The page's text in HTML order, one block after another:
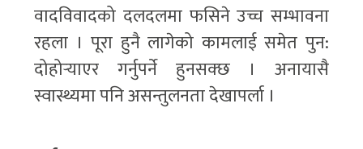
वादविवादको दलदलमा फसिने उच्च सम्भावना
रहला । पूरा हुनै लागेको कामलाई समेत पुन:
दोहोर्‍याएर गर्नुपर्ने हुनसक्छ । अनायासै
स्वास्थ्यमा पनि असन्तुलनता देखापर्ला ।